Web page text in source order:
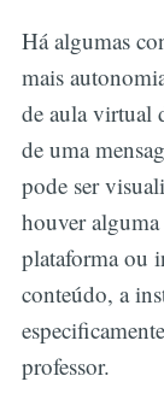
Há algumas
mais
de aula virtual
de uma
pode ser
houver
plataforma ou
conteúdo, a
professor.